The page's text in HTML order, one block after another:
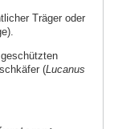
Träger oder
(Lucanus